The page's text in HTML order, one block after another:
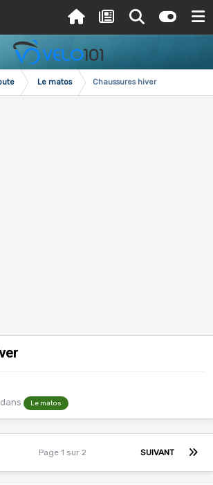
Le matos Chaussures hiver
dans Le matos
SUIVANT
Page 1 sur 2